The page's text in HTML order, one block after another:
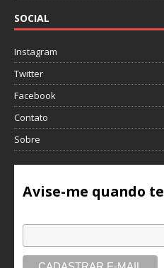
SOCIAL
Instagram
Twitter
Facebook
Contato
Sobre
Avise-me quando